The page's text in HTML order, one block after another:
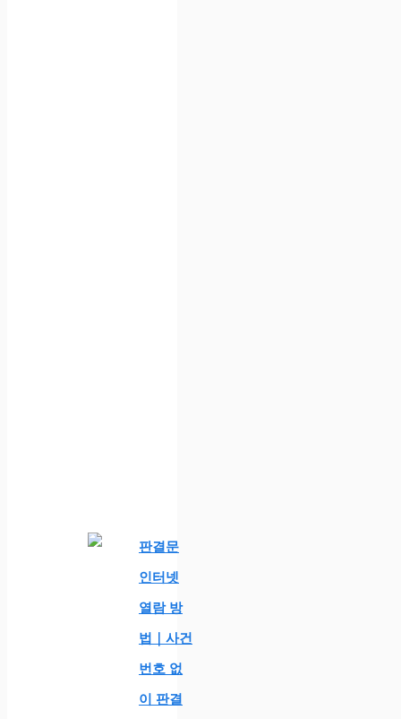
판결문
인터넷
열람 방
법｜사건
번호 없
이 판결